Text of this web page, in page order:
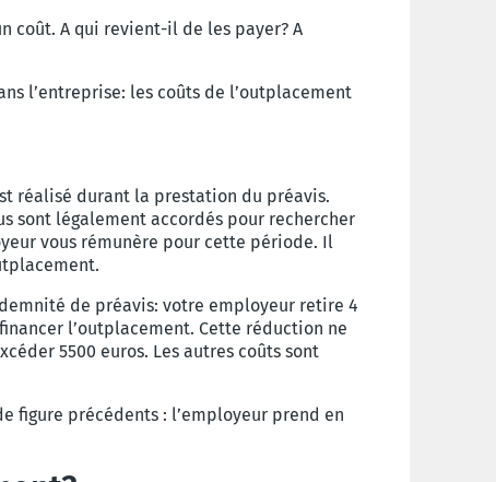
coût. A qui revient-il de les payer? A
l’entreprise: les coûts de l’outplacement
réalisé durant la prestation du préavis.
sont légalement accordés pour rechercher
vous rémunère pour cette période. Il
de préavis: votre employeur retire 4
l’outplacement. Cette réduction ne
5500 euros. Les autres coûts sont
figure précédents : l’employeur prend en